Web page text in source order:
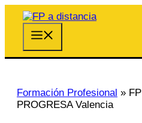
Saltar
contenido
Formación Profesional » FP
PROGRESA Valencia